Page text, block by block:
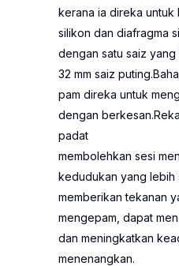
kerana ia direka untuk
silikon dan diafragma
dengan satu saiz
32 mm saiz
pam direka untuk
dengan
padat
membolehkan sesi
kedudukan yang lebih
memberikan tekanan
mengepam, dapat
dan meningkatkan
menenangkan.